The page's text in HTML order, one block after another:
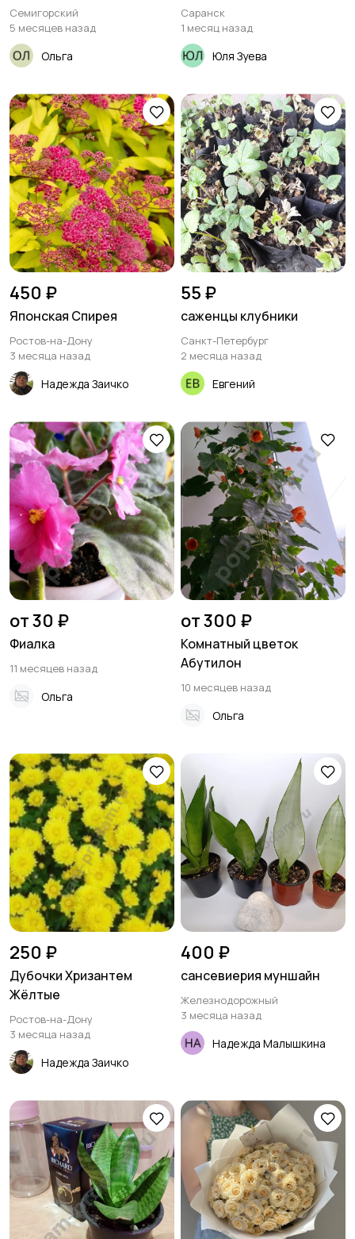
Семигорский
5 месяцев назад
Ольга
Саранск
1 месяц назад
Юля Зуева
450 ₽
Японская Спирея
Ростов-на-Дону
3 месяца назад
Надежда Заичко
55 ₽
саженцы клубники
Санкт-Петербург
2 месяца назад
Евгений
от 30 ₽
Фиалка
11 месяцев назад
Ольга
от 300 ₽
Комнатный цветок
Абутилон
10 месяцев назад
Ольга
250 ₽
Дубочки Хризантем
Жёлтые
Ростов-на-Дону
3 месяца назад
Надежда Заичко
400 ₽
сансевиерия муншайн
Железнодорожный
3 месяца назад
Надежда Малышкина